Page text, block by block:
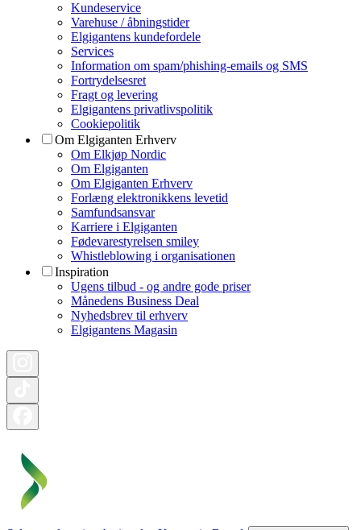
Kundeservice
Varehuse / åbningstider
Elgigantens kundefordele
Services
Information om spam/phishing-emails og SMS
Fortrydelsesret
Fragt og levering
Elgigantens privatlivspolitik
Cookiepolitik
Om Elgiganten Erhverv
Om Elkjøp Nordic
Om Elgiganten
Om Elgiganten Erhverv
Forlæng elektronikkens levetid
Samfundsansvar
Karriere i Elgiganten
Fødevarestyrelsen smiley
Whistleblowing i organisationen
Inspiration
Ugens tilbud - og andre gode priser
Månedens Business Deal
Nyhedsbrev til erhverv
Elgigantens Magasin